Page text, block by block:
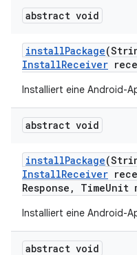
abstract void
installPackage
InstallReceiver
Installiert eine Android-
abstract void
installPackage
InstallReceiver
Response , TimeUnit
Installiert eine Android-
abstract void